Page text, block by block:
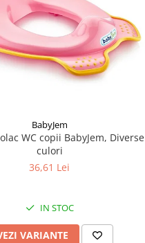
BabyJem
WC copii BabyJem, Diverse
culori
36,61 Lei
IN STOC
VARIANTE